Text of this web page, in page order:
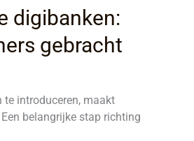
digibanken:
gebracht
te introduceren, maakt
belangrijke stap richting